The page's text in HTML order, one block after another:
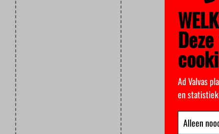
Ad Valvas
en
Alleen